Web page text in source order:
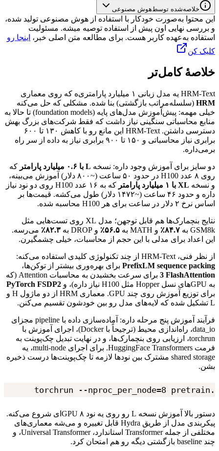
خلاصه‌شده توسطهوش مصنوعی
این محتوا به‌صورت خودکار با استفاده از هوش مصنوعی تولید شده،
و بررسی نهایی اون پیش از استفاده توصیه میشه. مسئولیت
استفاده به‌عهده کاربر هست. برای مطالعه متن اصلی خبر، اینجا رو
کلیک کن
خلاصهٔ کامل‌تر
HRM-Text یه مدل زبانی ۱ میلیارد پارامتری‌ه که روی معماری
HRM (سلسله‌مراتب بازگشتی) بنا شده. مشکلی که حل می‌کنه
خیلی مهمه: پیش‌آموزش مدل‌های پایه (foundation models) تا حالا به
منابع محاسباتی سنگینی نیاز داشت که فقط شرکت‌های بزرگ بهش
دسترسی داشتن. HRM-Text این مانع رو با کاهش ۱۳۰ تا ۶۰۰
برابری نیاز محاسباتی و ۱۵۰ تا ۹۰۰ برابری نیاز به داده از سر راه
برمی‌داره.
دو سایز برای آموزش وجود داره: نسخه L با ۰.۶ میلیارد پارامتر که
روی ۸ عدد H100 در حدود ۵۰ ساعت (~۸۰۰ دلار) آموزش می‌بینه،
و نسخه XL با ۱ میلیارد پارامتر که به ۱۶ عدد H100 روی دو نود نیاز
داره و حدود ۴۶ ساعت (~۱۴۷۲ دلار) طول می‌کشه. قیمت‌ها بر
اساس نرخ ۲ دلار در ساعت برای هر H100 محاسبه شده.
نتایج بنچمارک‌ها هم قابل توجهن؛ مدل XL روی تست‌هایی مثل
GSM8k به ۸۴.۷٪ و MATH به ۵۶.۵٪ و DROP به ۸۲.۳٪
می‌رسه.
این
اعداد برای مدلی با این حجم از محاسبات، خیلی چشمگیرن.
از نظر فنی، HRM-Text از چند تکنولوژی کلیدی استفاده می‌کنه:
PrefixLM sequence packing برای بهره‌وری بیشتر از توکن‌ها،
FlashAttention
3 برای سرعت بخشیدن به محاسبات Attention (که
به GPU‌های نسل Hopper مثل H100 نیاز داره)، و PyTorch FSDP2
برای توزیع آموزش روی چند GPU
. معماری HRM از دو ماژول H و
L تشکیل شده که لایه‌های مدل رو بین خودشون تقسیم می‌کنن.
فرآیند آموزش پنج مرحله داره: آماده‌سازی داده با pipeline مجزای
data_io، راه‌اندازی محیط (ترجیحاً با Docker
)، اجرای آموزش با
torchrun، ارزیابی روی بنچمارک‌ها، و در نهایت تبدیل چک‌پوینت به
فرمت HuggingFace Transformers
. برای اجرای multi-node، یه
shared storage مشترک بین نودها لازمه تا چک‌پوینت‌ها درست ذخیره
بشن.
torchrun --nproc_per_node=8
دستور بالا آموزش نسخه L رو روی یه نود ۸ GPU ‌ای شروع می‌کنه.
پیکربندی مدل از طریق Hydra قابل تغییره و می‌شه معماری‌های
مختلفی از جمله Transformer استاندارد، Universal Transformer، و
چند baseline بازگشتی دیگه رو هم امتحان کرد.